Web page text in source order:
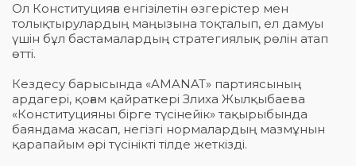
Ол Конституцияға енгізілетін өзгерістер мен
толықтырулардың маңызына тоқталып, ел дамуы
үшін бұл бастамалардың стратегиялық рөлін атап
өтті.
Кездесу барысында «AMANAT» партиясының
ардагері, қоғам қайраткері Злиха Жылқыбаева
«Конституцияны бірге түсінейік» тақырыбында
баяндама жасап, негізгі нормалардың мазмұнын
қарапайым әрі түсінікті тілде жеткізді.